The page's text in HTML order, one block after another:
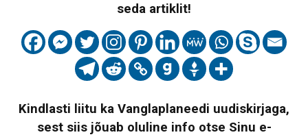
seda artiklit!
Kindlasti liitu ka Vanglaplaneedi uudiskirjaga,
sest siis jõuab oluline info otse Sinu e-